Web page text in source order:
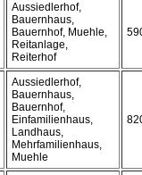
Aussiedlerhof,
Bauernhaus,
Bauernhof, Muehle,
Reitanlage,
Reiterhof
Aussiedlerhof,
Bauernhaus,
Bauernhof,
Einfamilienhaus,
Landhaus,
Mehrfamilienhaus,
Muehle